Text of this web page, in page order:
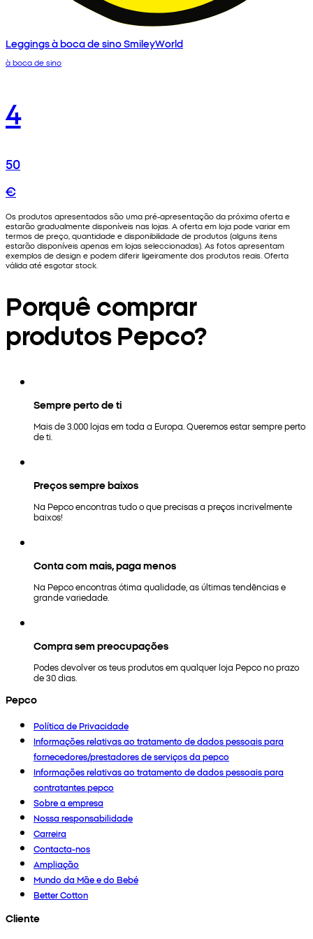
Leggings à boca de sino SmileyWorld
à boca de sino
4
50
€
Os produtos apresentados são uma pré-apresentação da próxima oferta e
estarão gradualmente disponíveis nas lojas. A oferta em loja pode variar em
termos de preço, quantidade e disponibilidade de produtos (alguns itens
estarão disponíveis apenas em lojas seleccionadas). As fotos apresentam
exemplos de design e podem diferir ligeiramente dos produtos reais. Oferta
válida até esgotar stock.
Porquê comprar
produtos Pepco?
Sempre perto de ti
Mais de 3.000 lojas em toda a Europa. Queremos estar sempre perto
de ti.
Preços sempre baixos
Na Pepco encontras tudo o que precisas a preços incrivelmente
baixos!
Conta com mais, paga menos
Na Pepco encontras ótima qualidade, as últimas tendências e
grande variedade.
Compra sem preocupações
Podes devolver os teus produtos em qualquer loja Pepco no prazo
de 30 dias.
Pepco
Política de Privacidade
Informações relativas ao tratamento de dados pessoais para
fornecedores/prestadores de serviços da pepco
Informações relativas ao tratamento de dados pessoais para
contratantes pepco
Sobre a empresa
Nossa responsabilidade
Carreira
Contacta-nos
Ampliação
Mundo da Mãe e do Bebé
Better Cotton
Cliente